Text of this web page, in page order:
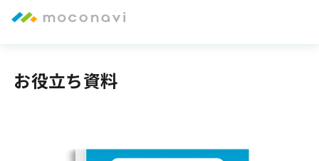
お役立ち資料